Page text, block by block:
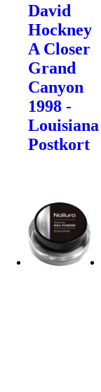
David
Hockney
A Closer
Grand
Canyon
1998 -
Louisiana
Postkort